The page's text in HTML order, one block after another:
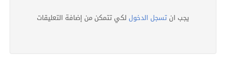
يجب ان تسجل الدخول لكي تتمكن من إضافة التعليقات